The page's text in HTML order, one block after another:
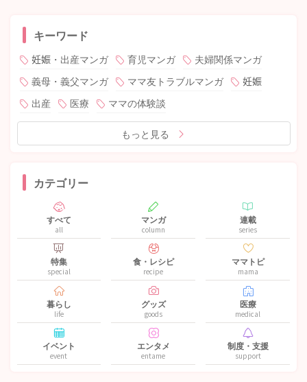
キーワード
妊娠・出産マンガ 育児マンガ
夫婦関係マンガ
義母・義父マンガ
ママ友トラブルマンガ
妊娠
出産
医療 ママの体験談
もっと見る
カテゴリー
すべて
all
マンガ
column
連載
series
特集
special
食・レシピ
recipe
ママトピ
mama
暮らし
life
グッズ
goods
医療
medical
イベント
event
エンタメ
entame
制度・支援
support